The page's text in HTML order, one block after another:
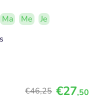
Ma Me
Je
€46,25 €27,50